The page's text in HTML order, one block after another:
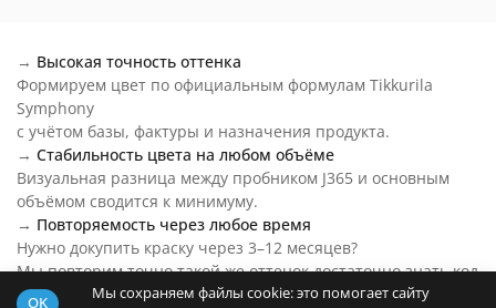
→ Высокая точность оттенка
Формируем цвет по официальным формулам Tikkurila
Symphony
с учётом базы, фактуры и назначения продукта.
→ Стабильность цвета на любом объёме
Визуальная разница между пробником J365 и основным
объёмом сводится к минимуму.
→ Повторяемость через любое время
Нужно докупить краску через 3–12 месяцев?
Мы повторим точно такой же оттенок достаточно знать код
цвета.
OK
Мы сохраняем файлы cookie: это помогает сайту